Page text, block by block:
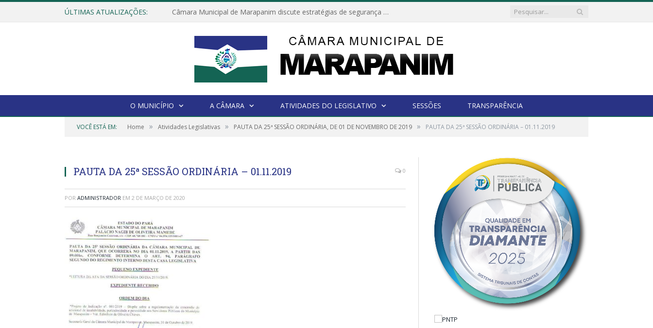
ÚLTIMAS ATUALIZAÇÕES: Câmara Municipal de Marapanim discute estratégias de segurança com autoridades e poder executivo
O MUNICÍPIO A CÂMARA ATIVIDADES DO LEGISLATIVO SESSÕES TRANSPARÊNCIA
VOCÊ ESTÁ EM: Home » Atividades Legislativas » PAUTA DA 25ª SESSÃO ORDINÁRIA, DE 01 DE NOVEMBRO DE 2019 » PAUTA DA 25ª SESSÃO ORDINÁRIA – 01.11.2019
PAUTA DA 25ª SESSÃO ORDINÁRIA – 01.11.2019 0
POR ADMINISTRADOR EM 2 DE MARÇO DE 2020